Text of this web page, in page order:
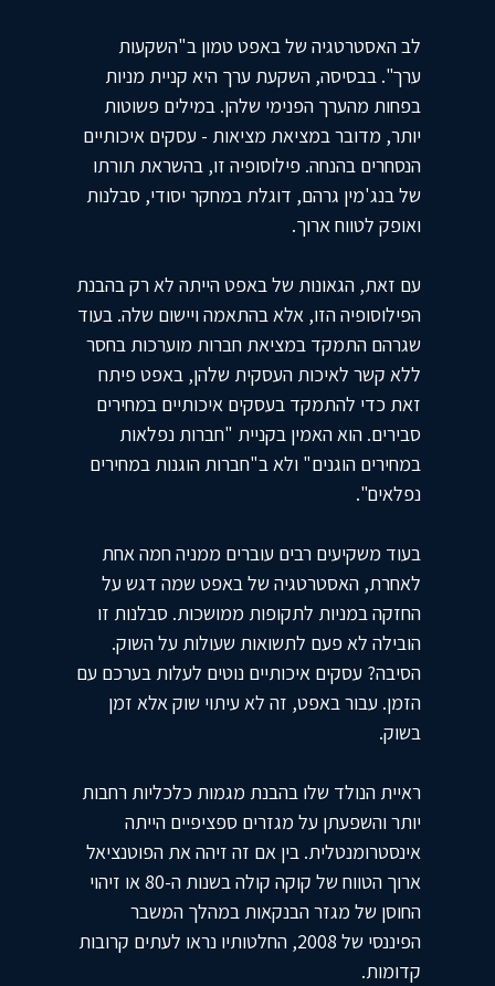
לב האסטרטגיה של באפט טמון ב"השקעות
ערך". בבסיסה, השקעת ערך היא קניית מניות
בפחות מהערך הפנימי שלהן. במילים פשוטות
יותר, מדובר במציאת מציאות - עסקים איכותיים
הנסחרים בהנחה. פילוסופיה זו, בהשראת תורתו
של בנג'מין גרהם, דוגלת במחקר יסודי, סבלנות
ואופק לטווח ארוך.
עם זאת, הגאונות של באפט הייתה לא רק בהבנת
הפילוסופיה הזו, אלא בהתאמה ויישום שלה. בעוד
שגרהם התמקד במציאת חברות מוערכות בחסר
ללא קשר לאיכות העסקית שלהן, באפט פיתח
זאת כדי להתמקד בעסקים איכותיים במחירים
סבירים. הוא האמין בקניית "חברות נפלאות
במחירים הוגנים" ולא ב"חברות הוגנות במחירים
נפלאים".
בעוד משקיעים רבים עוברים ממניה חמה אחת
לאחרת, האסטרטגיה של באפט שמה דגש על
החזקה במניות לתקופות ממושכות. סבלנות זו
הובילה לא פעם לתשואות שעולות על השוק.
הסיבה? עסקים איכותיים נוטים לעלות בערכם עם
הזמן. עבור באפט, זה לא עיתוי שוק אלא זמן
בשוק.
ראיית הנולד שלו בהבנת מגמות כלכליות רחבות
יותר והשפעתן על מגזרים ספציפיים הייתה
אינסטרומנטלית. בין אם זה זיהה את הפוטנציאל
ארוך הטווח של קוקה קולה בשנות ה-80 או זיהוי
החוסן של מגזר הבנקאות במהלך המשבר
הפיננסי של 2008, החלטותיו נראו לעתים קרובות
קדומות.